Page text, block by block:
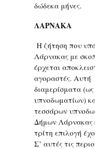
δώδεκα μήνες.
ΛΑΡΝΑΚΑ
Η ζήτηση που
Λάρνακας με
έρχεται
αγοραστές. Αυτή
διαμερίσματα
υπνοδωματίων)
τεσσάρων
Δήμων Λάρνακας
τρίτη επιλογή
Σ’ αυτές τις